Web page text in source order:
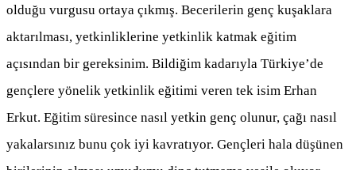
olduğu vurgusu ortaya çıkmış. Becerilerin genç kuşaklara
aktarılması, yetkinliklerine yetkinlik katmak eğitim
açısından bir gereksinim. Bildiğim kadarıyla Türkiye’de
gençlere yönelik yetkinlik eğitimi veren tek isim Erhan
Erkut. Eğitim süresince nasıl yetkin genç olunur, çağı nasıl
yakalarsınız bunu çok iyi kavratıyor. Gençleri hala düşünen